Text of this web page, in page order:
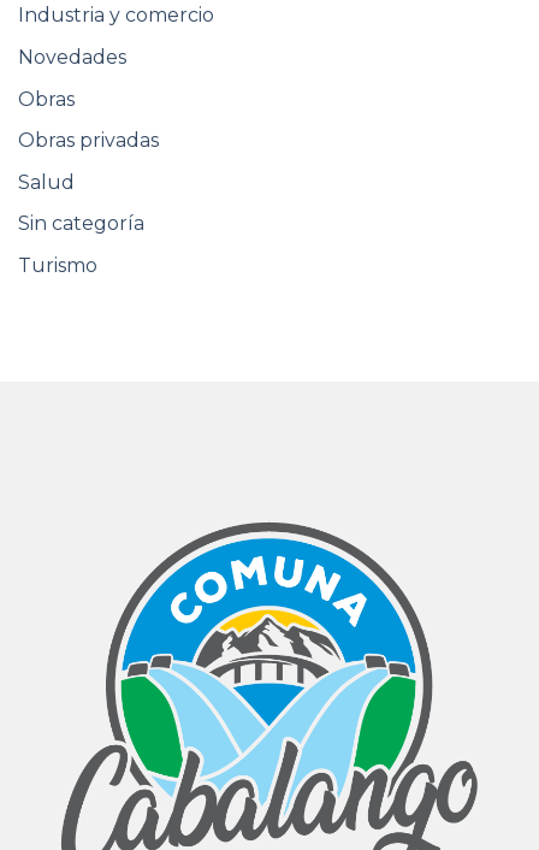
Industria y comercio
Novedades
Obras
Obras privadas
Salud
Sin categoría
Turismo